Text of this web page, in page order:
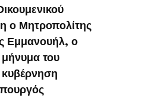
ο Μητροπολίτης
Εμμανουήλ, ο
του
κυβέρνηση